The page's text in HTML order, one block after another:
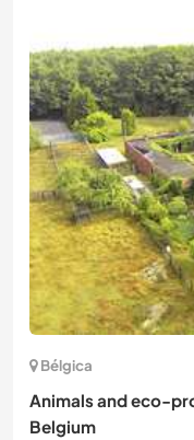
Bélgica
Animals and eco-
Belgium